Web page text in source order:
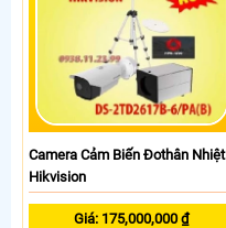
Camera Cảm Biến Đothân Nhiệt
Hikvision
Giá: 175,000,000 ₫